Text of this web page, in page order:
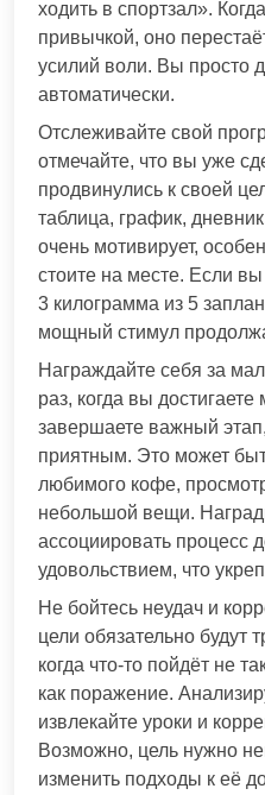
ходить в спортзал».
привычкой, оно
усилий воли. Вы просто
автоматически.
Отслеживайте свой
отмечайте, что вы уже
продвинулись к своей
таблица, график,
очень мотивирует,
стоите на месте. Если
3 килограмма из 5
мощный стимул
Награждайте себя за
раз, когда вы
завершаете важный
приятным. Это может
любимого кофе,
небольшой вещи.
ассоциировать процесс
удовольствием, что
Не бойтесь неудач и
цели обязательно будут
когда что-то пойдёт не
как поражение.
извлекайте уроки и
Возможно, цель нужно
изменить подходы к её